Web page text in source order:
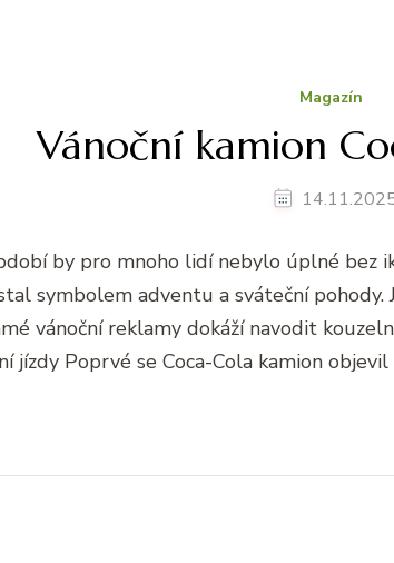
Magazín
Vánoční kamion
by pro mnoho lidí nebylo úplné bez
symbolem adventu a sváteční pohody.
vánoční reklamy dokáží navodit
jízdy Poprvé se Coca-Cola kamion